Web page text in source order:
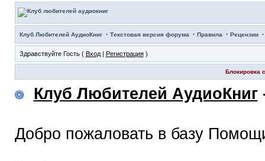
Клуб Любителей АудиоКниг· Текстовая версия форума · Правила · Рецензии
Здравствуйте Гость ( Вход| Регистрация)
Блокировка
Клуб Любителей АудиоКниг
Добро пожаловать в базу